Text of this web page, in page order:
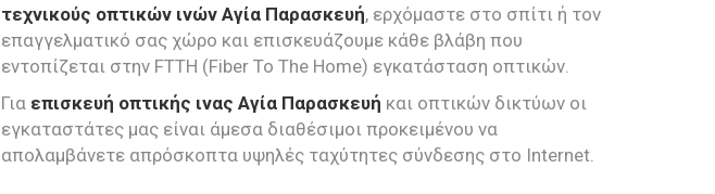
τεχνικούς οπτικών ινών Αγία Παρασκευή, ερχόμαστε στο σπίτι ή τον
επαγγελματικό σας χώρο και επισκευάζουμε κάθε βλάβη που
εντοπίζεται στην FTTH (Fiber To The Home) εγκατάσταση οπτικών.
Για επισκευή οπτικής ινας Αγία Παρασκευή και οπτικών δικτύων οι
εγκαταστάτες μας είναι άμεσα διαθέσιμοι προκειμένου να
απολαμβάνετε απρόσκοπτα υψηλές ταχύτητες σύνδεσης στο Internet.